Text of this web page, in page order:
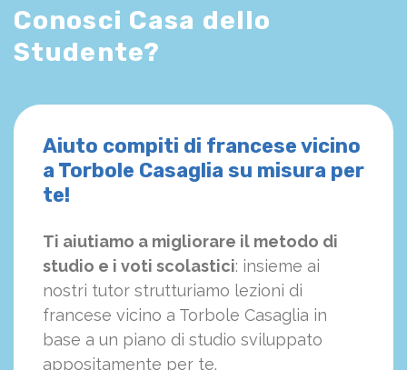
Conosci Casa dello
Studente?
Aiuto compiti di francese vicino
a Torbole Casaglia su misura per
te!
Ti aiutiamo a migliorare il metodo di
studio e i voti scolastici: insieme ai
nostri tutor strutturiamo lezioni di
francese vicino a Torbole Casaglia in
base a un piano di studio sviluppato
appositamente per te.